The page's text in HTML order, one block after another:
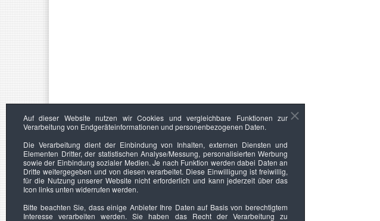
Auf dieser Website nutzen wir Cookies und vergleichbare Funktionen zur
Verarbeitung von Endgeräteinformationen und personenbezogenen Daten.
Die Verarbeitung dient der Einbindung von Inhalten, externen Diensten und
Elementen Dritter, der statistischen Analyse/Messung, personalisierten Werbung
sowie der Einbindung sozialer Medien. Je nach Funktion werden dabei Daten an
Dritte weitergegeben und von diesen verarbeitet. Diese Einwilligung ist freiwillig,
für die Nutzung unserer Website nicht erforderlich und kann jederzeit über das
Icon links unten widerrufen werden.
Bitte beachten Sie, dass einige Anbieter Ihre Daten auf Basis von berechtigtem
Interesse verarbeiten werden. Sie haben das Recht der Verarbeitung zu